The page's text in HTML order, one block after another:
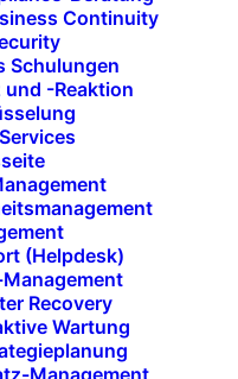
Continuity
Schulungen
-Reaktion
(Helpdesk)
Recovery
Wartung
Management
schnell,
Marktfeedback
können Sie Ihre
vonNutzern
ohne
vorab
es Ihnen, Ihr Produkt
und an den Markt
Erfahrungswerte